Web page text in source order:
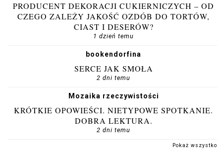
PRODUCENT DEKORACJI CUKIERNICZYCH – OD
CZEGO ZALEŻY JAKOŚĆ OZDÓB DO TORTÓW,
CIAST I DESERÓW?
1 dzień temu
bookendorfina
SERCE JAK SMOŁA
2 dni temu
Mozaika rzeczywistości
KRÓTKIE OPOWIEŚCI. NIETYPOWE SPOTKANIE.
DOBRA LEKTURA.
2 dni temu
Pokaż wszystko